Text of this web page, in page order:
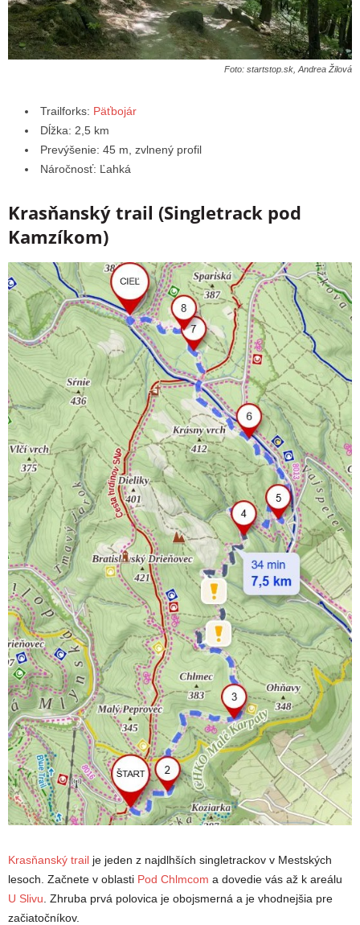
Foto: startstop.sk, Andrea Žilová
Trailforks: Päťbojár
Dĺžka: 2,5 km
Prevýšenie: 45 m, zvlnený profil
Náročnosť: Ľahká
Krasňanský trail (Singletrack pod
Kamzíkom)
Krasňanský trail je jeden z najdlhších singletrackov v Mestských
lesoch. Začnete v oblasti Pod Chlmcom a dovedie vás až k areálu
U Slivu . Zhruba prvá polovica je obojsmerná a je vhodnejšia pre
začiatočníkov.